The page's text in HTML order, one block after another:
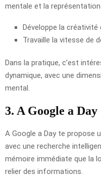
mentale et la représentation
Développe la créativité
Travaille la vitesse de
Dans la pratique, c’est
dynamique, avec une
mental.
3. A Google a Day
A Google a Day te propose
avec une recherche
mémoire immédiate que la
relier des informations.